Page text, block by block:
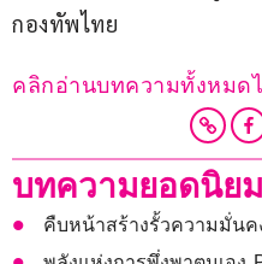
กองทัพไทย
คลิกอ่านบทความทั้งหมด
บทความยอดนิย
คืบหน้าสร้างรั้วความมั่นค